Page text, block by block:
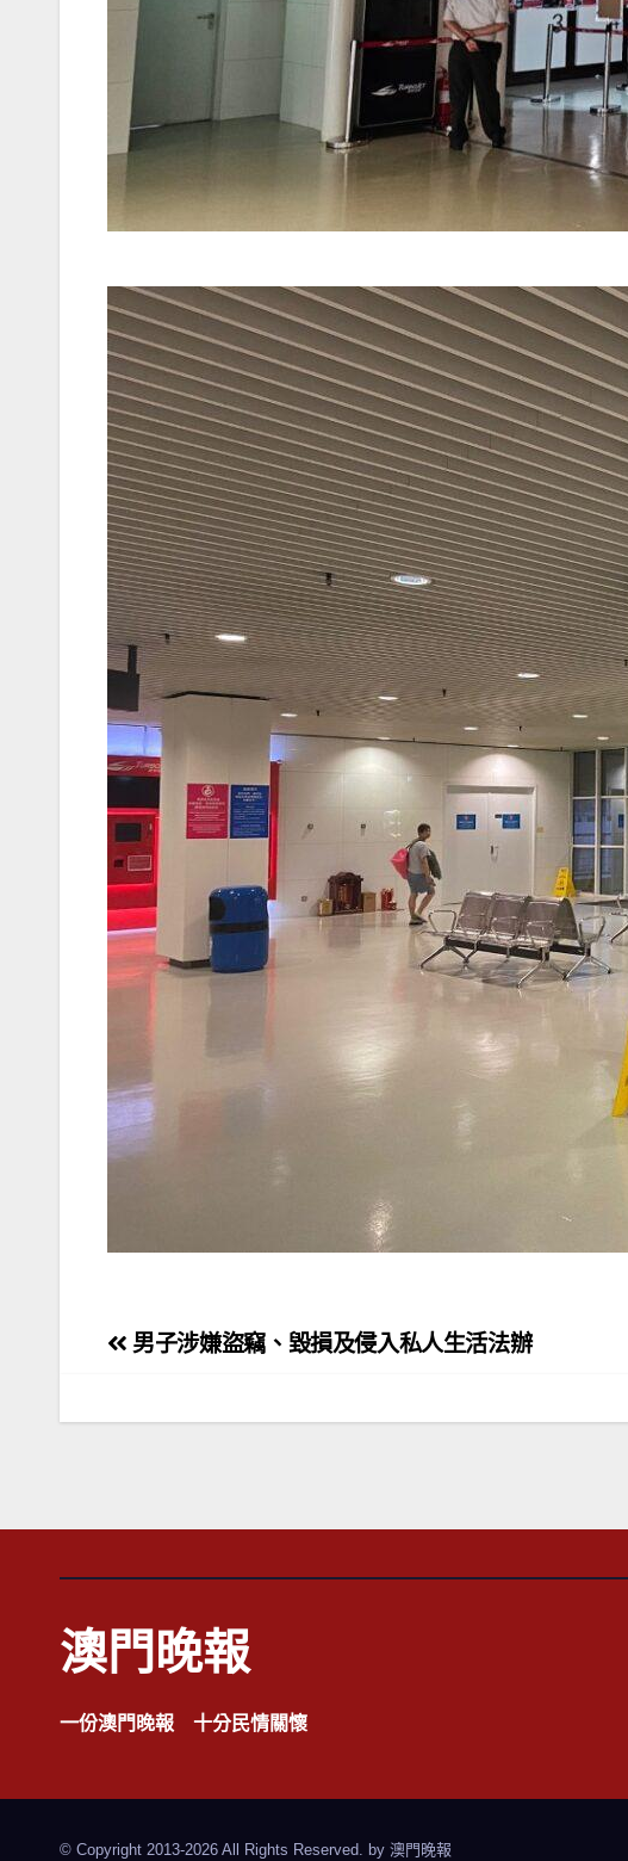
文
導
男子涉嫌盜竊、毀損及侵入私人生活法辦
澳門晚報
一份澳門晚報 十分民情關懷
© Copyright 2013-2026 All Rights Reserved. by 澳門晚報